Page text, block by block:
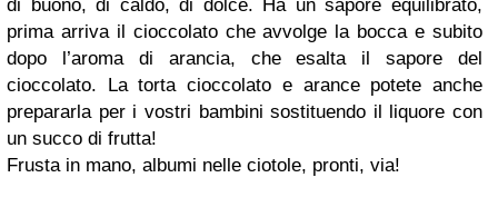
di buono, di caldo, di dolce. Ha un sapore equilibrato,
prima arriva il cioccolato che avvolge la bocca e subito
dopo l’aroma di arancia, che esalta il sapore del
cioccolato. La torta cioccolato e arance potete anche
prepararla per i vostri bambini sostituendo il liquore con
un succo di frutta!
Frusta in mano, albumi nelle ciotole, pronti, via!